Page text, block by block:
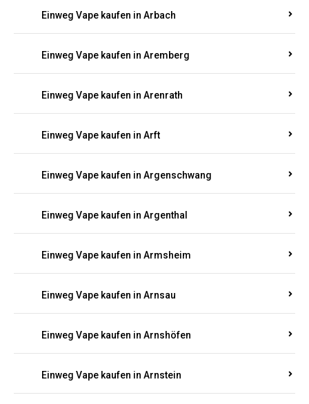
Einweg Vape kaufen in Arbach
Einweg Vape kaufen in Aremberg
Einweg Vape kaufen in Arenrath
Einweg Vape kaufen in Arft
Einweg Vape kaufen in Argenschwang
Einweg Vape kaufen in Argenthal
Einweg Vape kaufen in Armsheim
Einweg Vape kaufen in Arnsau
Einweg Vape kaufen in Arnshöfen
Einweg Vape kaufen in Arnstein